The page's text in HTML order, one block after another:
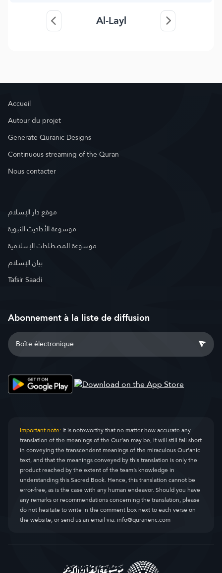
Al-Layl
Accueil
Autour du projet
Generate Quranic Designs
Continuous streaming of the Quran
Nous contacter
موقع دار الإسلام
موسوعة الأحاديث النبوية
موسوعة المصطلحات الإسلامية
بيان الإسلام
Tafsir Saadi
Abonnement à la liste de diffusion
Important note:It is noteworthy that no matter how accurate any
translation of the meanings of the Qur’an may be, it will still fall short
in conveying the transcendent meanings of the miraculous Qur’anic
text, and that the meanings conveyed by this translation is only the
product reached by the extent of the team’s knowledge in
understanding this Sacred Book. Hence, this translation cannot be
error-free, as is the case with any human endeavor. Should you have
any remarks or recommendations concerning the translation, please
do not hesitate to write in the comment box next to each verse on
the website, or send us an email via:info@quranenc.com